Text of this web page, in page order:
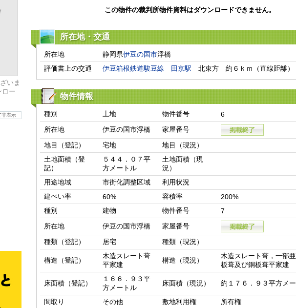
いま
ロー
非表示
この物件の裁判所物件資料はダウンロードできません。
所在地・交通
所在地 静岡県伊豆の国市浮橋
評価書上の交通
伊豆箱根鉄道駿豆線 田京駅 北東方　約６ｋｍ（直線距離
物件情報
種別 土地 物件番号
6
所在地
伊豆の国市浮橋
家屋番号
地目（登記）
宅地
地目（現況）
土地面積（登
記）
５４４．０７平
方メートル
土地面積（現
況）
用途地域
市街化調整区域
利用状況
建ぺい率
60% 容積率
200%
種別
建物 物件番号
7
所在地
伊豆の国市浮橋
家屋番号
種類（登記）
居宅 種類（現況）
構造（登記）
木造スレート葺
平家建
構造（現況）
木造スレート葺，一部
板葺及び銅板葺平家建
床面積（登記）
１６６．９３平
方メートル
床面積（現況） 約１７６．９３平方メ
間取り その他 敷地利用権
所有権